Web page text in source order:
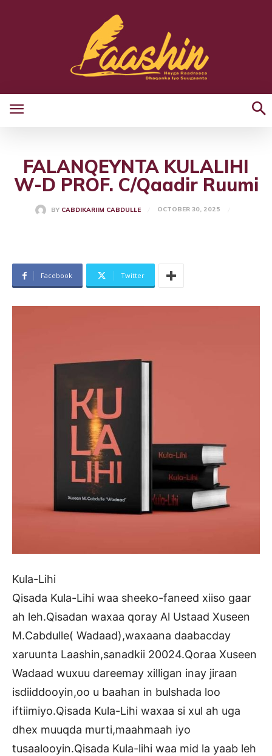
FALANQEYNTA KULALIHI
W-D PROF. C/Qaadir Ruumi
BY CABDIKARIIM CABDULLE OCTOBER 30, 2025
Facebook Twitter
Kula-Lihi
Qisada Kula-Lihi waa sheeko-faneed xiiso gaar
ah leh.Qisadan waxaa qoray Al Ustaad Xuseen
M.Cabdulle( Wadaad),waxaana daabacday
xaruunta Laashin,sanadkii 20024.Qoraa Xuseen
Wadaad wuxuu dareemay xilligan inay jiraan
isdiiddooyin,oo u baahan in bulshada loo
iftiimiyo.Qisada Kula-Lihi waxaa si xul ah uga
dhex muuqda murti,maahmaah iyo
tusaalooyin.Qisada Kula-lihi waa mid la yaab leh